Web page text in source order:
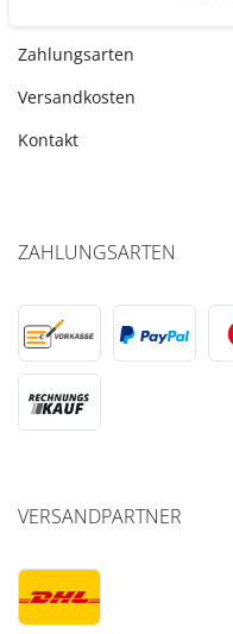
Zahlungsarten
Versandkosten
Kontakt
ZAHLUNGSARTEN
VERSANDPARTNER